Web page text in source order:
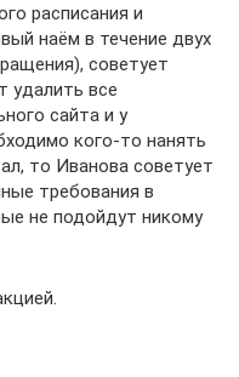
расписания и
наём в течение двух
советует
удалить все
сайта и у
кого-то нанять
то Иванова советует
требования в
не подойдут никому